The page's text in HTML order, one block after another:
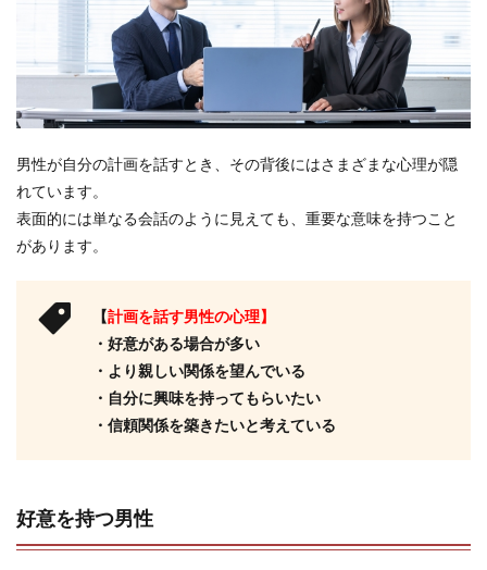
男性が自分の計画を話すとき、その背後にはさまざまな心理が隠
れています。
表面的には単なる会話のように見えても、重要な意味を持つこと
があります。
【計画を話す男性の心理】
・好意がある場合が多い
・より親しい関係を望んでいる
・自分に興味を持ってもらいたい
・信頼関係を築きたいと考えている
好意を持つ男性